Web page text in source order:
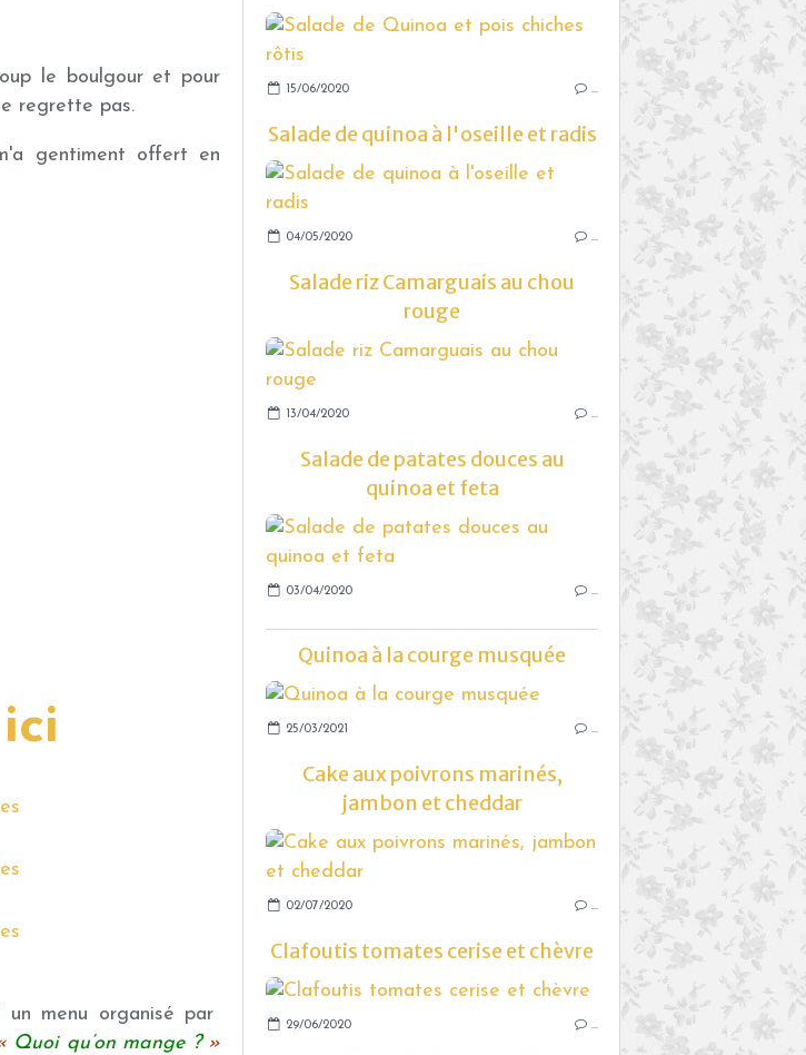
le boulgour et pour
regrette pas.
gentiment offert en
ici
menu organisé par
Quoi qu’on mange ?»
15/06/2020 …
Salade de quinoa à l'oseille et radis
04/05/2020 …
Salade riz Camarguais au chou
rouge
13/04/2020 …
Salade de patates douces au
quinoa et feta
03/04/2020 …
Quinoa à la courge musquée
25/03/2021 …
Cake aux poivrons marinés,
jambon et cheddar
02/07/2020 …
Clafoutis tomates cerise et chèvre
29/06/2020 …